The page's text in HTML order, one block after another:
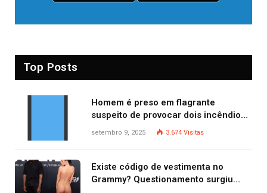
Top Posts
Homem é preso em flagrante
suspeito de provocar dois incêndios
criminosos no mesmo dia
setembro 9, 2025 3.674 Visitas
Existe código de vestimenta no
Grammy? Questionamento surgiu